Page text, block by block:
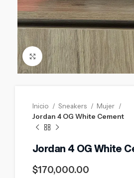
Click to enlarge
Inicio Sneakers
Mujer
Jordan 4 OG White Cement
Jordan 4 OG White
$170,000.00